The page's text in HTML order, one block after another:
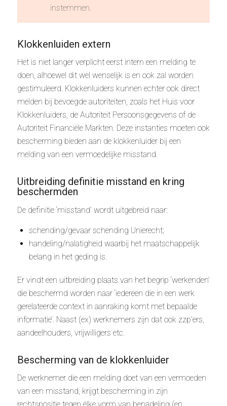
instemmen.
Klokkenluiden extern
Het is niet langer verplicht eerst intern een melding te
doen, alhoewel dit wel wenselijk is en ook zal worden
gestimuleerd. Klokkenluiders kunnen echter ook direct
melden bij bevoegde autoriteiten, zoals het Huis voor
Klokkenluiders, de Autoriteit Persoonsgegevens of de
Autoriteit Financiële Markten. Deze instanties moeten ook
bescherming bieden aan de klokkenluider bij een
melding van een vermoedelijke misstand.
Uitbreiding definitie misstand en kring
beschermden
De definitie ‘misstand’ wordt uitgebreid naar:
schending/gevaar schending Unierecht;
handeling/nalatigheid waarbij het maatschappelijk
belang in het geding is.
Er vindt een uitbreiding plaats van het begrip ‘werkenden’
die beschermd worden naar ‘iedereen die in een werk
gerelateerde context in aanraking komt met bepaalde
informatie’. Naast (ex) werknemers zijn dat ook zzp’ers,
aandeelhouders, vrijwilligers etc.
Bescherming van de klokkenluider
De werknemer die een melding doet van een vermoeden
van een misstand, krijgt bescherming in zijn